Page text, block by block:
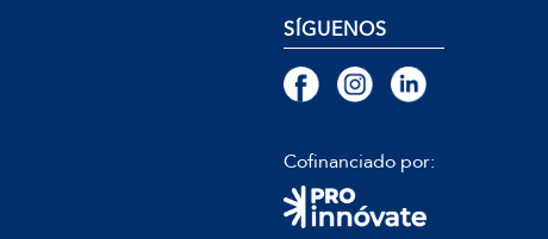
SÍGUENOS
Cofinanciado por: